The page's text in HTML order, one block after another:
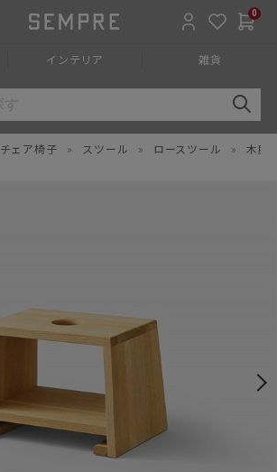
0
インテリア 雑貨
チェア椅子 » スツール » ロースツール » 木脚